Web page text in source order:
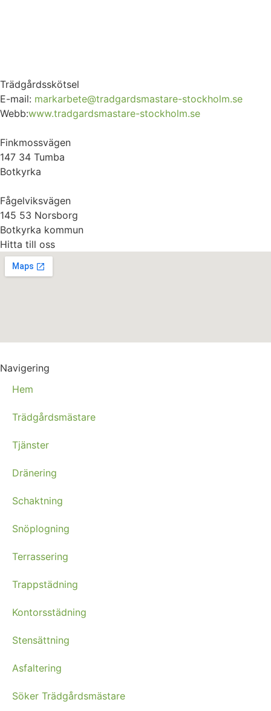
Trädgårdsskötsel
E-mail: markarbete@tradgardsmastare-stockholm.se
Webb:www.tradgardsmastare-stockholm.se
Finkmossvägen
147 34 Tumba
Botkyrka
Fågelviksvägen
145 53 Norsborg
Botkyrka kommun
Hitta till oss
Navigering
Hem
Trädgårdsmästare
Tjänster
Dränering
Schaktning
Snöplogning
Terrassering
Trappstädning
Kontorsstädning
Stensättning
Asfaltering
Söker Trädgårdsmästare